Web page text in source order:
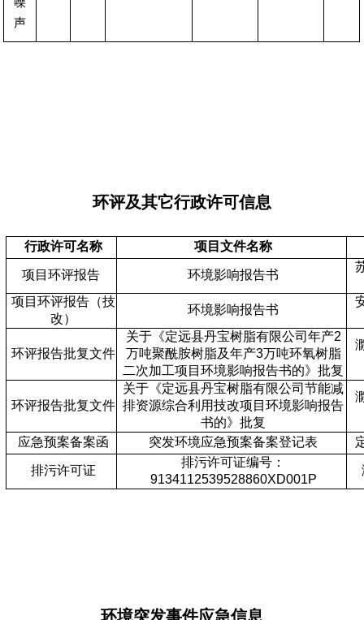
声
环评及其它行政许可信息
行政许可名称 项目文件名称
项目环评报告 环境影响报告书
项目环评报告（技
改）
环境影响报告书
环评报告批复文件
关于《定远县丹宝树脂有限公司年产2
万吨聚酰胺树脂及年产3万吨环氧树脂
二次加工项目环境影响报告书的》批复
环评报告批复文件
关于《定远县丹宝树脂有限公司节能减
排资源综合利用技改项目环境影响报告
书的》批复
应急预案备案函 突发环境应急预案备案登记表
排污许可证
排污许可证编号：
9134112539528860XD001P
环境突发事件应急信息